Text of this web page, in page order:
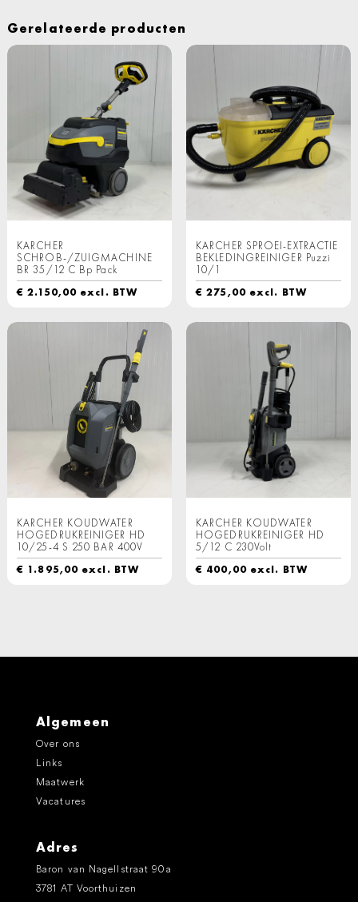
Gerelateerde producten
KARCHER
SCHROB-/ZUIGMACHINE
BR 35/12 C Bp Pack
€ 2.150,00 excl. BTW
KARCHER SPROEI-EXTRACTIE
BEKLEDINGREINIGER Puzzi
10/1
€ 275,00excl. BTW
KARCHER KOUDWATER
HOGEDRUKREINIGER HD
10/25-4 S 250 BAR 400V
€ 1.895,00 excl. BTW
KARCHER KOUDWATER
HOGEDRUKREINIGER HD
5/12 C 230Volt
€ 400,00excl. BTW
Algemeen
Over ons
Links
Maatwerk
Vacatures
Adres
Baron van Nagellstraat 90a
3781 AT Voorthuizen